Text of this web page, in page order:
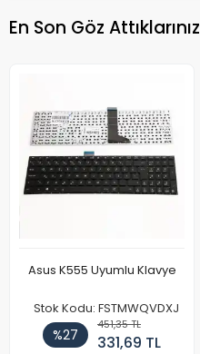
En Son Göz Attıklarınız
Asus K555 Uyumlu Klavye
Stok Kodu: FSTMWQVDXJ
%27
451,35 TL
331,69 TL